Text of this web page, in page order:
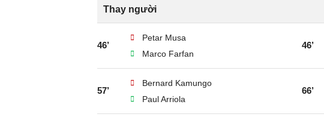
Thay người
46’
Petar Musa
Marco Farfan
46’
57’
Bernard Kamungo
Paul Arriola
66’